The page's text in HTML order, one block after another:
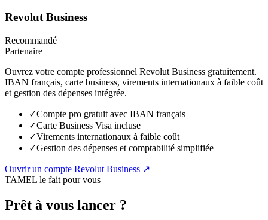
Revolut Business
Recommandé
Partenaire
Ouvrez votre compte professionnel Revolut Business gratuitement.
IBAN français, carte business, virements internationaux à faible coût
et gestion des dépenses intégrée.
✓Compte pro gratuit avec IBAN français
✓Carte Business Visa incluse
✓Virements internationaux à faible coût
✓Gestion des dépenses et comptabilité simplifiée
Ouvrir un compte Revolut Business ↗
TAMEL le fait pour vous
Prêt à vous lancer ?